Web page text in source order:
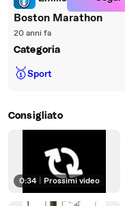
Boston Marathon
20 anni fa
Categoria
🥇Sport
Consigliato
0:34 Prossimi video